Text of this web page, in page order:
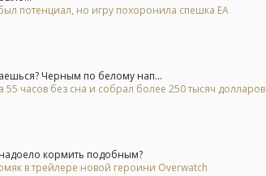
потенциал, но игру похоронила спешка EA
Черным по белому нап...
часов без сна и собрал более 250 тысяч долларов
кормить подобным?
в трейлере новой героини Overwatch